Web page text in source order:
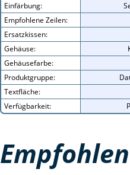
Einfärbung:
Empfohlene Zeilen:
Ersatzkissen:
Gehäuse:
Gehäusefarbe:
Produktgruppe:
Textfläche:
Verfügbarkeit: